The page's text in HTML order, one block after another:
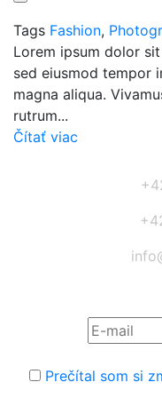
Tags Fashion,
Lorem ipsum dolor
sed eiusmod tempor
magna aliqua.
rutrum...
Čítať viac
Prečítal som si